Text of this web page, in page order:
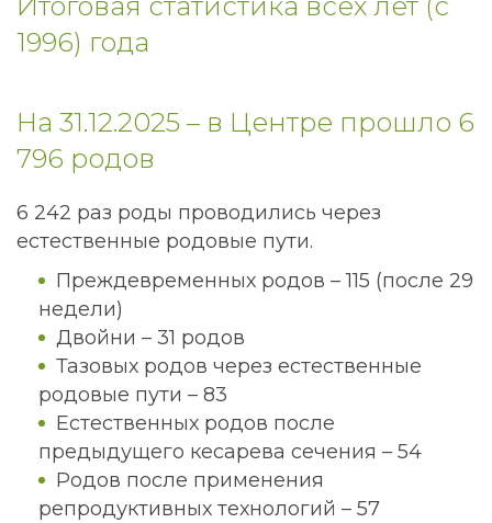
1996) года
На 31.12.2025 – в Центре прошло 6
796 родов
6 242 раз роды проводились через
естественные родовые пути.
Преждевременных родов – 115 (после 29
недели)
Двойни – 31 родов
Тазовых родов через естественные
родовые пути – 83
Естественных родов после
предыдущего кесарева сечения – 54
Родов после применения
репродуктивных технологий – 57